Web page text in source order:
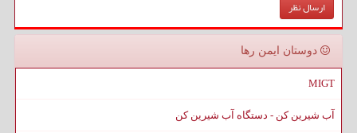
دوستان ایمن رها
MIGT
آب شیرین کن - دستگاه آب شیرین کن